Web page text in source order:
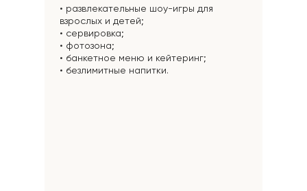
• развлекательные шоу-игры для
взрослых и детей;
• сервировка;
• фотозона;
• банкетное меню и кейтеринг;
• безлимитные напитки.